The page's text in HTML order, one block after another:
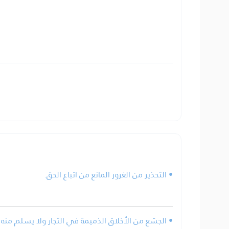
• التحذير من الغرور المانع من اتباع الحق.
• الجشع من الأخلاق الذميمة في التجار ولا يسلم منه